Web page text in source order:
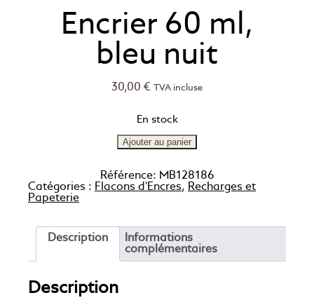
Encrier 60 ml,
bleu nuit
30,00 € TVA incluse
En stock
Ajouter au panier
Référence: MB128186
Catégories : Flacons d'Encres, Recharges et
Papeterie
Description
Informations
complémentaires
Description